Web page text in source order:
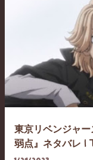
東京リベンジャ
弱点』ネタバレ |